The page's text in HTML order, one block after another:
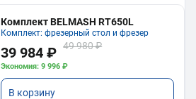
Комплект BELMASH RT650L
Комплект: фрезерный стол и фрезер
39 984 ₽ 49 980 ₽
Экономия: 9 996 ₽
В корзину